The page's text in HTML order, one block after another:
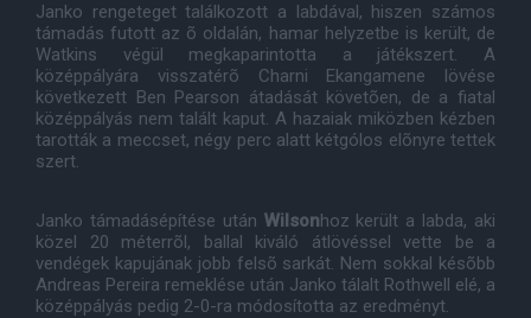
Janko rengeteget találkozott a labdával, hiszen számos
támadás futott az õ oldalán, hamar helyzetbe is került, de
Watkins végül megkaparintotta a játékszert. A
középpályára visszatérõ Charni Ekangamene lövése
következett Ben Pearson átadását követõen, de a fiatal
középpályás nem talált kaput. A hazaiak miközben kézben
tarották a meccset, négy perc alatt kétgólos elõnyre tettek
szert.
Janko támadásépítése után Wilsonhoz került a labda, aki
közel 20 méterrõl, ballal kiváló átlövéssel vette be a
vendégek kapujának jobb felsõ sarkát. Nem sokkal késõbb
Andreas Pereira remeklése után Janko tálalt Rothwell elé, a
középpályás pedig 2-0-ra módosította az eredményt.